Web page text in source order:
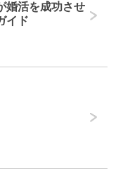
婚活を成功させ
イド